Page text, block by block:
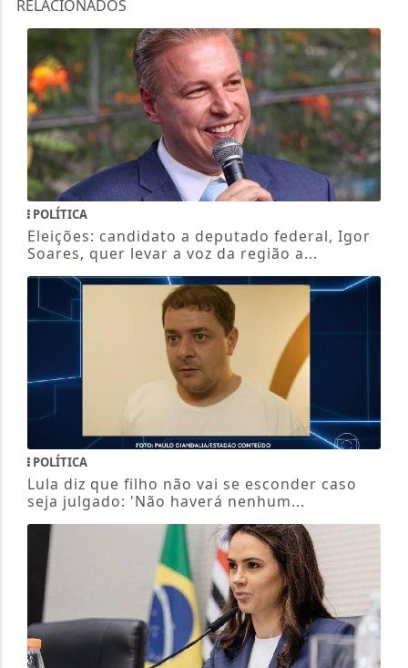
RELACIONADOS
POLÍTICA
Eleições: candidato a deputado federal, Igor
Soares, quer levar a voz da região a...
POLÍTICA
Lula diz que filho não vai se esconder caso
seja julgado: 'Não haverá nenhum...